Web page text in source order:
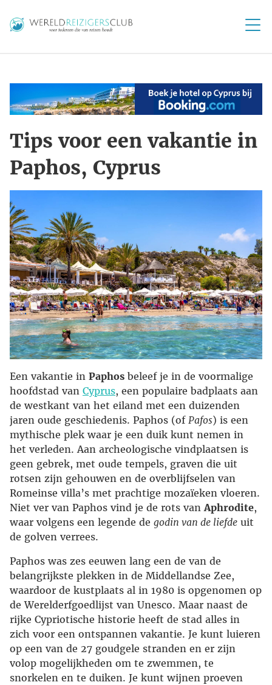
Tips voor een vakantie in
Paphos, Cyprus
Een vakantie in Paphos beleef je in de voormalige
hoofdstad van Cyprus, een populaire badplaats aan
de westkant van het eiland met een duizenden
jaren oude geschiedenis. Paphos (of Pafos) is een
mythische plek waar je een duik kunt nemen in
het verleden. Aan archeologische vindplaatsen is
geen gebrek, met oude tempels, graven die uit
rotsen zijn gehouwen en de overblijfselen van
Romeinse villa’s met prachtige mozaïeken vloeren.
Niet ver van Paphos vind je de rots van Aphrodite,
waar volgens een legende de godin van de liefde uit
de golven verrees.
Paphos was zes eeuwen lang een de van de
belangrijkste plekken in de Middellandse Zee,
waardoor de kustplaats al in 1980 is opgenomen op
de Werelderfgoedlijst van Unesco. Maar naast de
rijke Cypriotische historie heeft de stad alles in
zich voor een ontspannen vakantie. Je kunt luieren
op een van de 27 goudgele stranden en er zijn
volop mogelijkheden om te zwemmen, te
snorkelen en te duiken. Je kunt wijnen proeven